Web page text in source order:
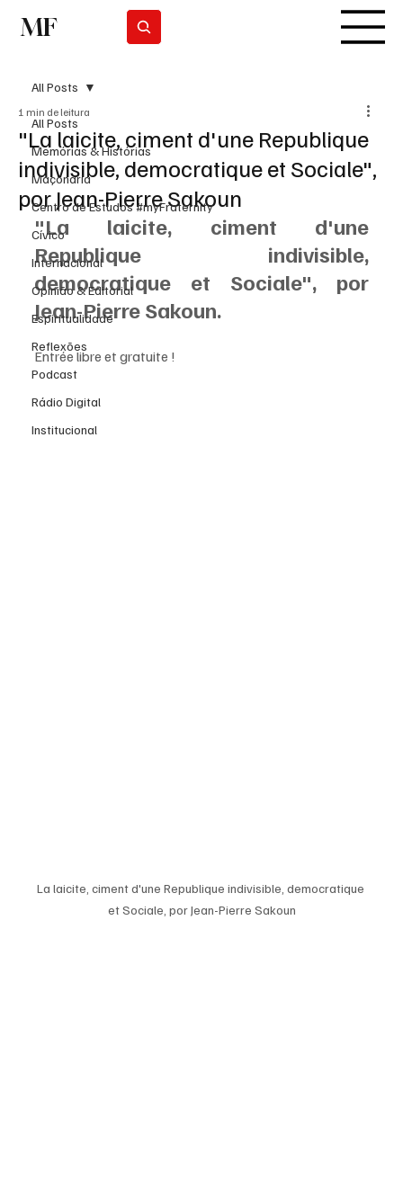
MF
All Posts
Memórias & Histórias
Maçonaria
Centro de Estudos #myFraternity
Cívico
Internacional
Opinião & Editorial
Espiritualidade
Reflexões
Podcast
Rádio Digital
Institucional
All Posts
"La laicite, ciment d'une Republique
indivisible, democratique et Sociale",
por Jean-Pierre Sakoun
1 min de leitura
"La laicite, ciment d'une
Republique indivisible,
democratique et Sociale", por
Jean-Pierre Sakoun.
Entrée libre et gratuite !
La laicite, ciment d'une Republique indivisible, democratique
et Sociale, por Jean-Pierre Sakoun